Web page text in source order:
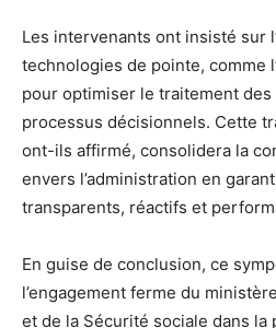
Les intervenants ont insisté sur
technologies de pointe, comme
pour optimiser le traitement
processus décisionnels. Cette
ont-ils affirmé, consolidera la
envers l’administration en
transparents, réactifs et
En guise de conclusion, ce
l’engagement ferme du
et de la Sécurité sociale dans